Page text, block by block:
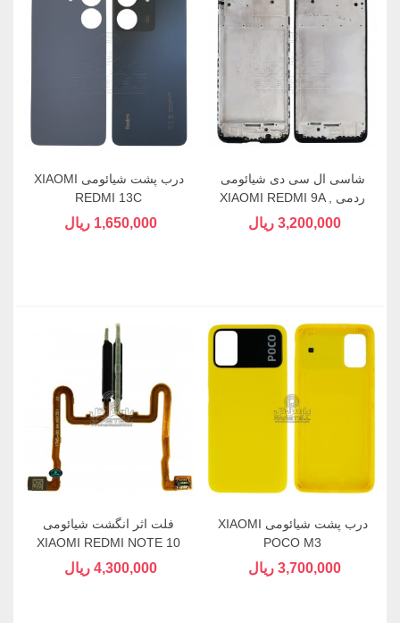
شاسی ال سی دی شیائومی
ردمی XIAOMI REDMI 9A ,
REDMI 9C
3,200,000 ریال
درب پشت شیائومی XIAOMI
REDMI 13C
1,650,000 ریال
درب پشت شیائومی XIAOMI
POCO M3
3,700,000 ریال
فلت اثر انگشت شیائومی
XIAOMI REDMI NOTE 10
PRO
4,300,000 ریال